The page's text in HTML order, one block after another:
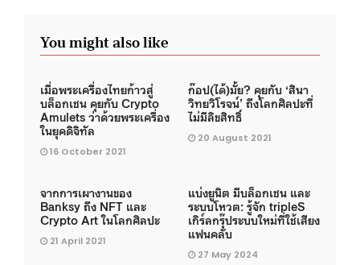
You might also like
เมื่อพระเครื่องไทยก้าวสู่
บล็อกเชน คุยกับ Crypto
Amulets ว่าด้วยพระเครื่อง
ในยุคดิจิทัล
16 October 2021
ก๊อป(ได้)มั้ย? คุยกับ ‘สินา
วิทยวิโรจน์’ ถึงโลกศิลปะที่
ไม่มีลิขสิทธิ์
20 August 2021
จากการเผางานของ
Banksy ถึง NFT และ
Crypto Art ในโลกศิลปะ
21 April 2021
แบ่งยูนิต มีบล็อกเชน และ
ระบบโหวต: รู้จัก tripleS
เกิร์ลกรุ๊ประบบใหม่ที่ใช้เสียง
แฟนคลับ
27 May 2024